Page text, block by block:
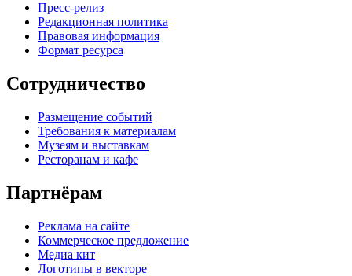
Пресс-релиз
Редакционная политика
Правовая информация
Формат ресурса
Сотрудничество
Размещение событий
Требования к материалам
Музеям и выставкам
Ресторанам и кафе
Партнёрам
Реклама на сайте
Коммерческое предложение
Медиа кит
Логотипы в векторе